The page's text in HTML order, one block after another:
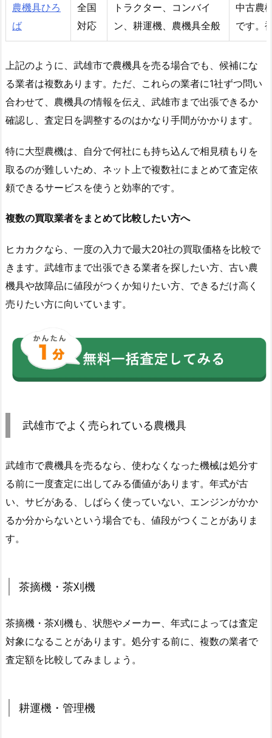
農機具ひろ
ば
全国
対応
トラクター、コンバイ
ン、耕運機、農機具全般
中古農
です。
上記のように、武雄市で農機具を売る場合でも、候補にな
る業者は複数あります。ただ、これらの業者に1社ずつ問い
合わせて、農機具の情報を伝え、武雄市まで出張できるか
確認し、査定日を調整するのはかなり手間がかかります。
特に大型農機は、自分で何社にも持ち込んで相見積もりを
取るのが難しいため、ネット上で複数社にまとめて査定依
頼できるサービスを使うと効率的です。
複数の買取業者をまとめて比較したい方へ
ヒカカクなら、一度の入力で最大20社の買取価格を比較で
きます。武雄市まで出張できる業者を探したい方、古い農
機具や故障品に値段がつくか知りたい方、できるだけ高く
売りたい方に向いています。
武雄市でよく売られている農機具
武雄市で農機具を売るなら、使わなくなった機械は処分す
る前に一度査定に出してみる価値があります。年式が古
い、サビがある、しばらく使っていない、エンジンがかか
るか分からないという場合でも、値段がつくことがありま
す。
茶摘機・茶刈機
茶摘機・茶刈機も、状態やメーカー、年式によっては査定
対象になることがあります。処分する前に、複数の業者で
査定額を比較してみましょう。
耕運機・管理機